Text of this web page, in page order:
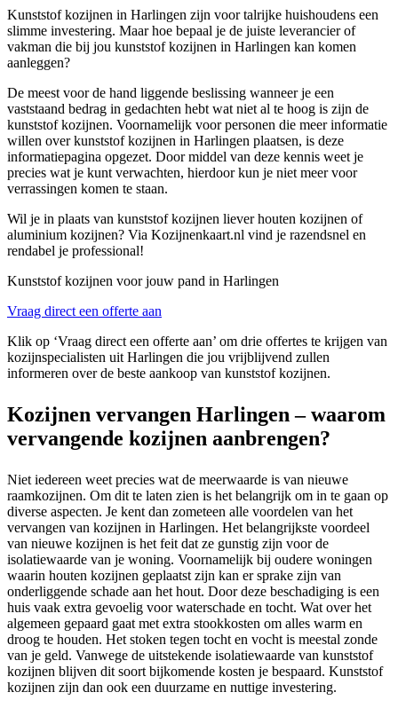
Kunststof kozijnen in Harlingen zijn voor talrijke huishoudens een
slimme investering. Maar hoe bepaal je de juiste leverancier of
vakman die bij jou kunststof kozijnen in Harlingen kan komen
aanleggen?
De meest voor de hand liggende beslissing wanneer je een
vaststaand bedrag in gedachten hebt wat niet al te hoog is zijn de
kunststof kozijnen. Voornamelijk voor personen die meer informatie
willen over kunststof kozijnen in Harlingen plaatsen, is deze
informatiepagina opgezet. Door middel van deze kennis weet je
precies wat je kunt verwachten, hierdoor kun je niet meer voor
verrassingen komen te staan.
Wil je in plaats van kunststof kozijnen liever houten kozijnen of
aluminium kozijnen? Via Kozijnenkaart.nl vind je razendsnel en
rendabel je professional!
Kunststof kozijnen voor jouw pand in Harlingen
Vraag direct een offerte aan
Klik op ‘Vraag direct een offerte aan’ om drie offertes te krijgen van
kozijnspecialisten uit Harlingen die jou vrijblijvend zullen
informeren over de beste aankoop van kunststof kozijnen.
Kozijnen vervangen Harlingen – waarom
vervangende kozijnen aanbrengen?
Niet iedereen weet precies wat de meerwaarde is van nieuwe
raamkozijnen. Om dit te laten zien is het belangrijk om in te gaan op
diverse aspecten. Je kent dan zometeen alle voordelen van het
vervangen van kozijnen in Harlingen. Het belangrijkste voordeel
van nieuwe kozijnen is het feit dat ze gunstig zijn voor de
isolatiewaarde van je woning. Voornamelijk bij oudere woningen
waarin houten kozijnen geplaatst zijn kan er sprake zijn van
onderliggende schade aan het hout. Door deze beschadiging is een
huis vaak extra gevoelig voor waterschade en tocht. Wat over het
algemeen gepaard gaat met extra stookkosten om alles warm en
droog te houden. Het stoken tegen tocht en vocht is meestal zonde
van je geld. Vanwege de uitstekende isolatiewaarde van kunststof
kozijnen blijven dit soort bijkomende kosten je bespaard. Kunststof
kozijnen zijn dan ook een duurzame en nuttige investering.